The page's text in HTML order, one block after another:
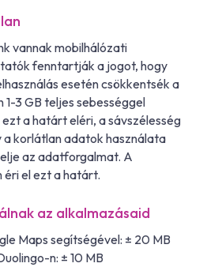
vannak mobilhálózati
fenntartják a jogot, hogy
esetén csökkentsék a
3 GB teljes sebességgel
a határt eléri, a sávszélesség
a korlátlan adatok használata
az adatforgalmat. A
éri el ezt a határt.
az alkalmazásaid
Maps segítségével: ± 20 MB
n: ± 10 MB